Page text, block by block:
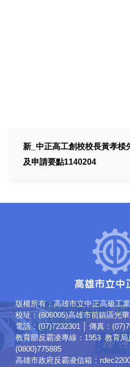
新_中正高工創校校長黃孝棪
及申請要點1140204
版權所有：高雄市立中正高級工
校址：(806005)高雄市前鎮區光
電話：(07)7232301 │ 傳真：
教育部反霸凌專線：1953 教育局
(0800)775885
高雄市政府反霸凌信箱：